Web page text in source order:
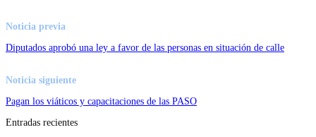
Noticia previa
Diputados aprobó una ley a favor de las personas en situación de calle
Noticia siguiente
Pagan los viáticos y capacitaciones de las PASO
Entradas recientes